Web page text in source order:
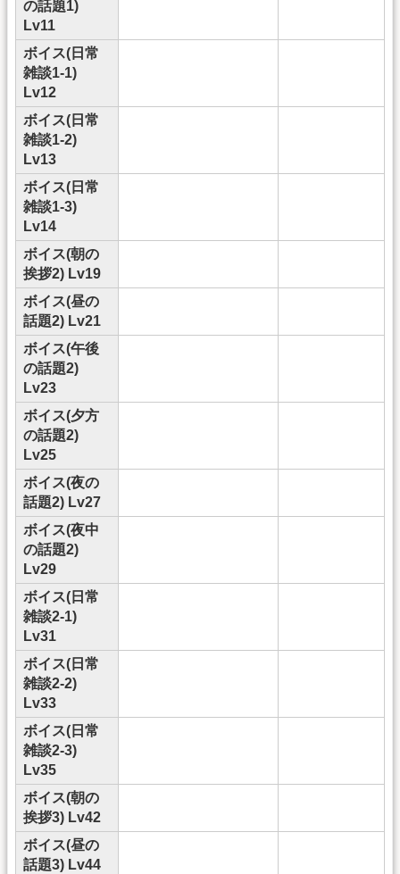
の話題1)
Lv11
ボイス(日常
雑談1-1)
Lv12
ボイス(日常
雑談1-2)
Lv13
ボイス(日常
雑談1-3)
Lv14
ボイス(朝の
挨拶2) Lv19
ボイス(昼の
話題2) Lv21
ボイス(午後
の話題2)
Lv23
ボイス(夕方
の話題2)
Lv25
ボイス(夜の
話題2) Lv27
ボイス(夜中
の話題2)
Lv29
ボイス(日常
雑談2-1)
Lv31
ボイス(日常
雑談2-2)
Lv33
ボイス(日常
雑談2-3)
Lv35
ボイス(朝の
挨拶3) Lv42
ボイス(昼の
話題3) Lv44